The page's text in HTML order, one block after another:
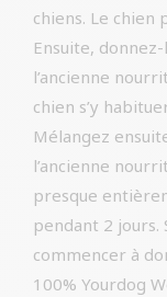
chiens. Le chien
Ensuite,
l’ancienne
chien s’y
Mélangez
l’ancienne
presque
pendant 2 jours.
commencer à
100% Yourdog